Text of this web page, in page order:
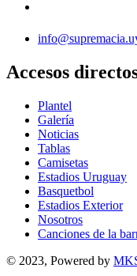
Accesos
Plantel
Galería
Noticias
Tablas
Camisetas
Estadios Uruguay
Basquetbol
Estadios Exterior
Nosotros
Canciones de la
© 2023, Powered by